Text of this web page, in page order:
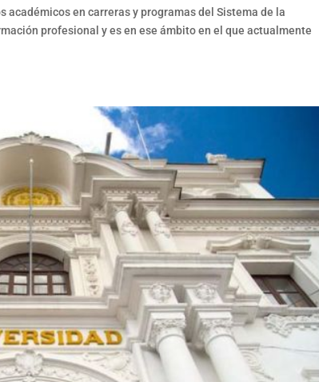
en carreras y programas del Sistema de la
profesional y es en ese ámbito en el que actualmente